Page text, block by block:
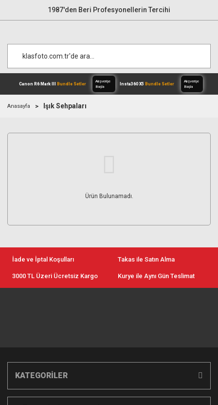
1987'den Beri Profesyonellerin Tercihi
Alışverişe
Anasayfa Işık Sehpaları
Ürün Bulunamadı.
İade ve İptal Koşulları Takas ile Satın Alma
3000 TL Üzeri Ücretsiz Kargo Kurye ile Aynı Gün Teslimat
KATEGORİLER